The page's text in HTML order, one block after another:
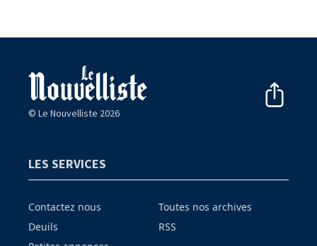
© Le Nouvelliste 2026
LES SERVICES
Contactez nous
Deuils
Toutes nos archives
RSS